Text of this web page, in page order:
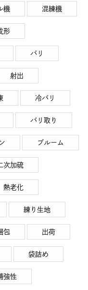
機 混練機
形
バリ
射出
冷バリ
バリ取り
ブルーム
次加硫
熱老化
練り生地
包 出荷
袋詰め
強性